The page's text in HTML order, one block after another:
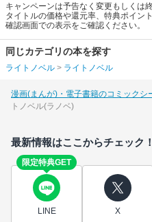
キャンペーンは予告なく変更もしくは
タイトルの価格や還元率、特典ポイン
確認画面での表示をご確認ください。
同じカテゴリの本を探す
ライトノベル > ライトノベル
漫画(まんが)・電子書籍のコミックシ
トノベル(ラノベ)
最新情報はここからチェック！
限定特典GET
LINE X